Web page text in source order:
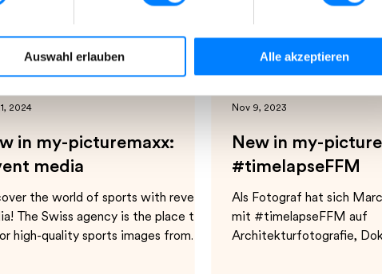
Auswahl erlauben Alle akzeptieren
in my-picturemaxx:
media
the world of sports with revent
The Swiss agency is the place to
high-quality sports images from
2024
New in my-
#timelapseFFM
Als Fotograf hat sich Marc
mit #timelapseFFM auf
Architekturfotografie,
Nov 9, 2023